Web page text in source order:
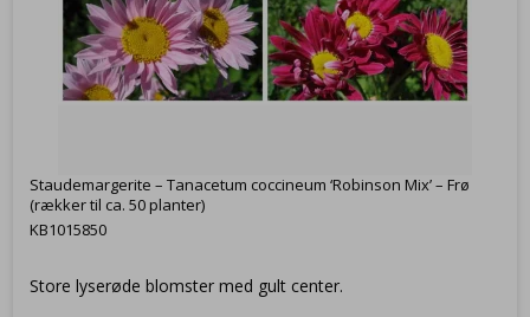
Staudemargerite – Tanacetum coccineum ‘Robinson Mix’ – Frø
(rækker til ca. 50 planter)
KB1015850
Store lyserøde blomster med gult center.